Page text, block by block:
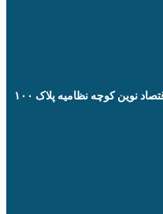
آدرس: تهران میدان بهارستان جنب بانک اقتصاد نوین کوچه نظامیه پلاک ۱۰۰